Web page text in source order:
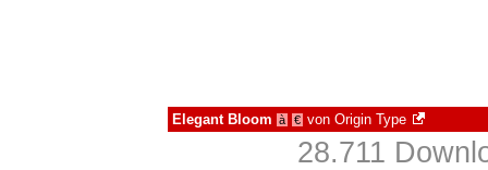
Elegant Bloom à € von Origin Type
28.711